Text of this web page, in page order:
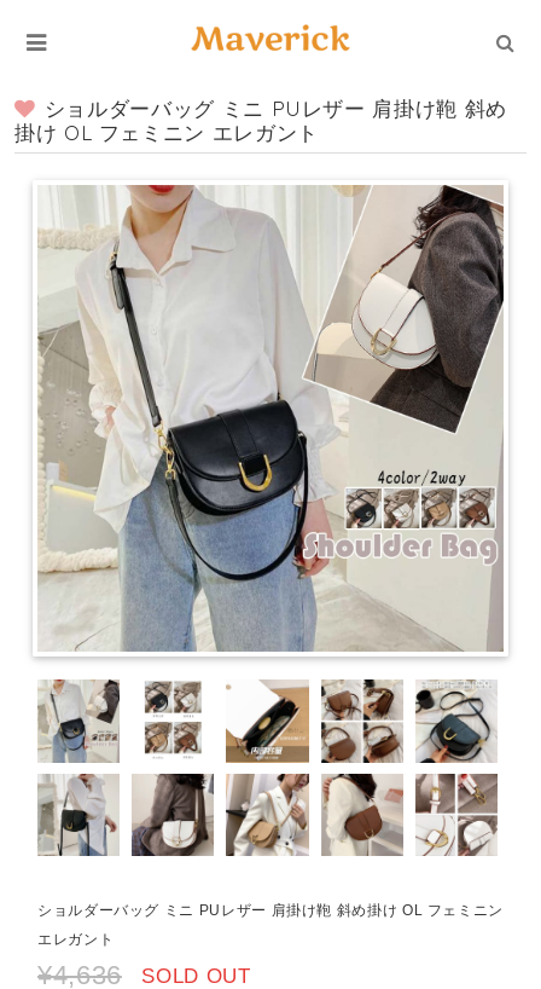
ショルダーバッグ ミニ PUレザー 肩掛け鞄 斜め
掛け OL フェミニン エレガント
ショルダーバッグ ミニ PUレザー 肩掛け鞄 斜め掛け OL フェミニン
エレガント
¥4,636 SOLD OUT